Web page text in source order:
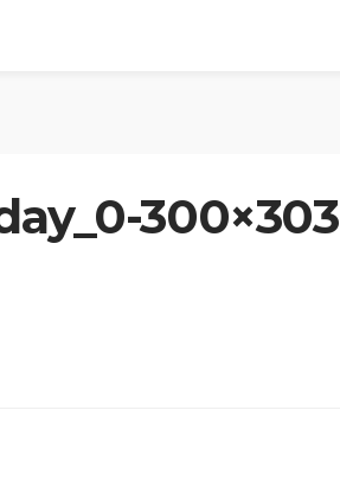
300×303